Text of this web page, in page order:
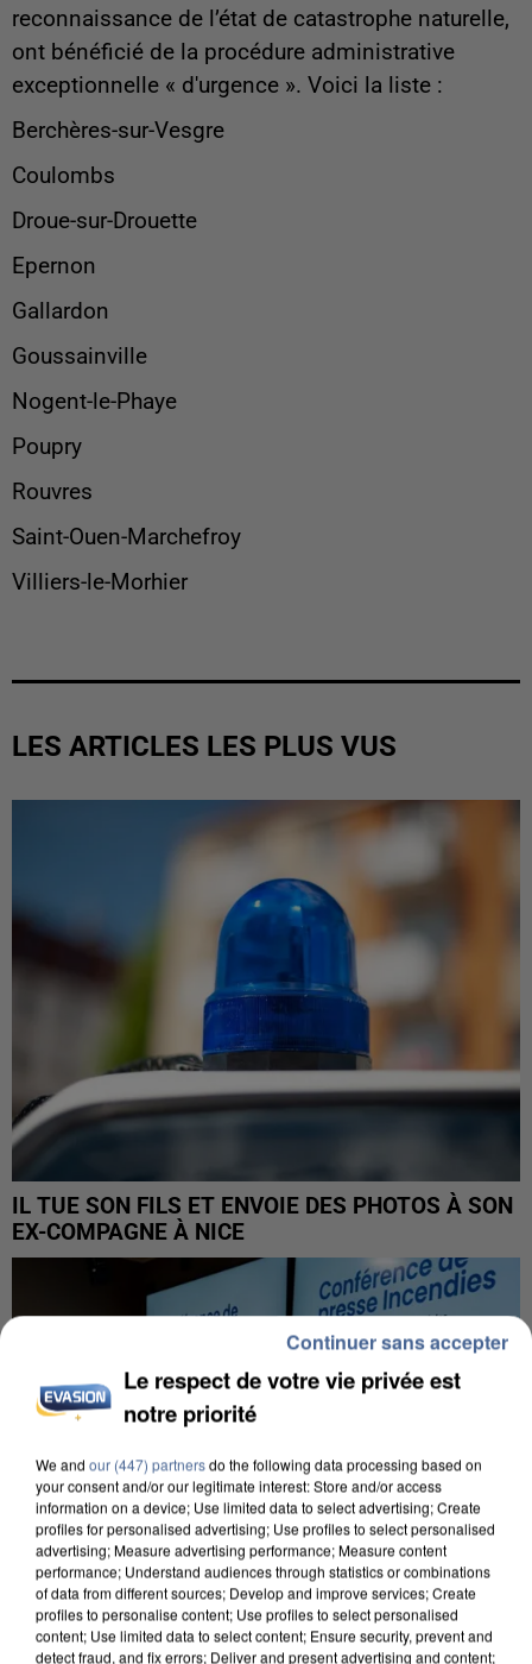
reconnaissance de l’état de catastrophe naturelle,
ont bénéficié de la procédure administrative
exceptionnelle « d'urgence ». Voici la liste :
Berchères-sur-Vesgre
Coulombs
Droue-sur-Drouette
Epernon
Gallardon
Goussainville
Nogent-le-Phaye
Poupry
Rouvres
Saint-Ouen-Marchefroy
Villiers-le-Morhier
LES ARTICLES LES PLUS VUS
IL TUE SON FILS ET ENVOIE DES PHOTOS À SON
EX-COMPAGNE À NICE
Le respect de votre vie privée est
notre priorité
We and our (447) partnersdo the following data processing based on
your consent and/or our legitimate interest: Store and/or access
information on a device; Use limited data to select advertising; Create
profiles for personalised advertising; Use profiles to select personalised
advertising; Measure advertising performance; Measure content
performance; Understand audiences through statistics or combinations
of data from different sources; Develop and improve services; Create
profiles to personalise content; Use profiles to select personalised
content; Use limited data to select content; Ensure security, prevent and
detect fraud, and fix errors; Deliver and present advertising and content;
Continuer sans accepter